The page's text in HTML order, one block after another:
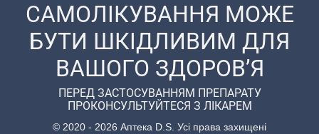
САМОЛІКУВАННЯ МОЖЕ
БУТИ ШКІДЛИВИМ ДЛЯ
ВАШОГО ЗДОРОВ’Я
ПЕРЕД ЗАСТОСУВАННЯМ ПРЕПАРАТУ
ПРОКОНСУЛЬТУЙТЕСЯ З ЛІКАРЕМ
© 2020 - 2026 Аптека D.S. Усі права захищені